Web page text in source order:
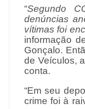
“Segundo
denúncias
vítimas foi
informação
Gonçalo.
de Veículos,
conta.
“Em seu
crime foi à